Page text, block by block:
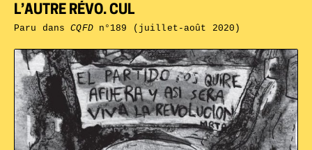
L’AUTRE RÉVO. CUL
Paru dansCQFDn°189 (juillet-août 2020)